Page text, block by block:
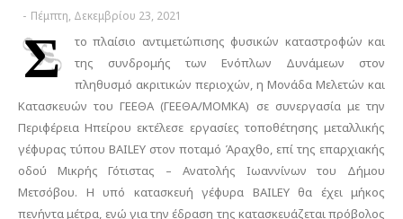
- Πέμπτη, Δεκεμβρίου 23, 2021
Σ
το πλαίσιο αντιμετώπισης φυσικών καταστροφών και
της συνδρομής των Ενόπλων Δυνάμεων στον
πληθυσμό ακριτικών περιοχών, η Μονάδα Μελετών και
Κατασκευών του ΓΕΕΘΑ (ΓΕΕΘΑ/ΜΟΜΚΑ) σε συνεργασία με την
Περιφέρεια Ηπείρου εκτέλεσε εργασίες τοποθέτησης μεταλλικής
γέφυρας τύπου BAILEY στον ποταμό Άραχθο, επί της επαρχιακής
οδού Μικρής Γότιστας – Ανατολής Ιωαννίνων του Δήμου
Μετσόβου. Η υπό κατασκευή γέφυρα BAILEY θα έχει μήκος
πενήντα μέτρα, ενώ για την έδραση της κατασκευάζεται πρόβολος